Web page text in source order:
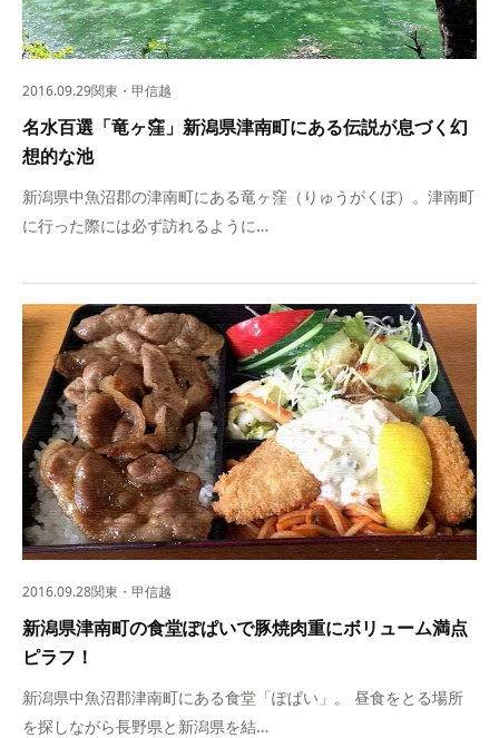
2016.09.29関東・甲信越
名水百選「竜ヶ窪」新潟県津南町にある伝説が息づく幻
想的な池
新潟県中魚沼郡の津南町にある竜ヶ窪（りゅうがくぼ）。津南町
に行った際には必ず訪れるように…
2016.09.28関東・甲信越
新潟県津南町の食堂ぽぱいで豚焼肉重にボリューム満点
ピラフ！
新潟県中魚沼郡津南町にある食堂「ぽぱい」。 昼食をとる場所
を探しながら長野県と新潟県を結…